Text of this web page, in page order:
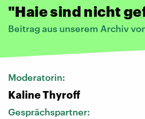
"Haie sind nicht
Beitrag aus unserem Archiv
Moderatorin:
Kaline Thyroff
Gesprächspartner: